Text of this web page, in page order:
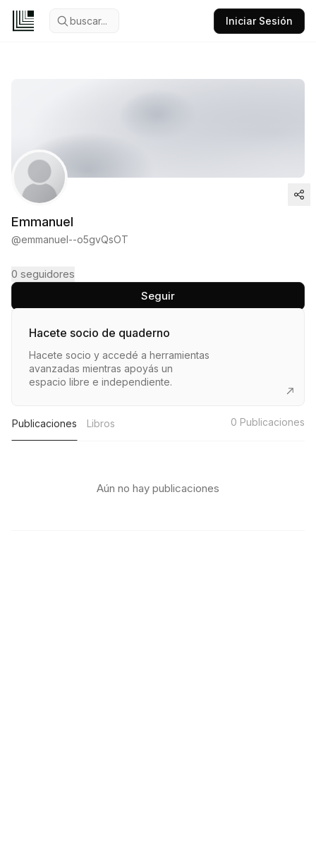
buscar... Iniciar Sesión
Emmanuel
@emmanuel--o5gvQsOT
0 seguidores
Seguir
Hacete socio de quaderno
Hacete socio y accedé a herramientas
avanzadas mientras apoyás un
espacio libre e independiente.
Publicaciones Libros 0 Publicaciones
Aún no hay publicaciones